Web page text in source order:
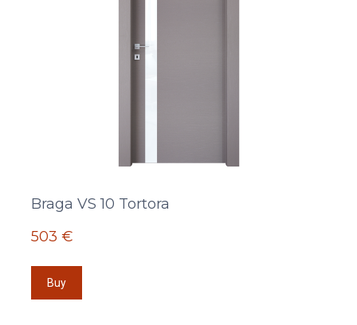
Braga VS 10 Tortora
503 €
Buy